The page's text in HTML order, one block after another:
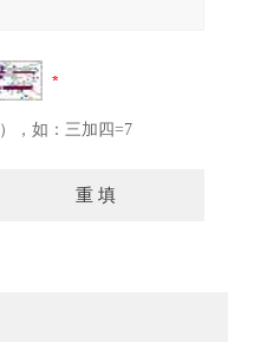
，如：三加四=7